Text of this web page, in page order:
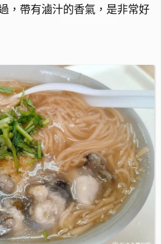
，帶有滷汁的香氣，是非常好